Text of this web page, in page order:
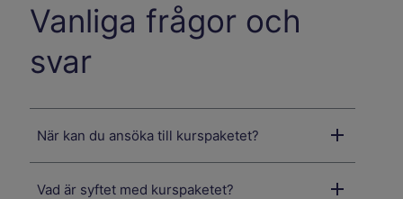
Vanliga frågor och
svar
När kan du ansöka till kurspaketet?
Vad är syftet med kurspaketet?